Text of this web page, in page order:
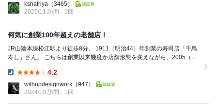
kshatriya （3465）
2025/11 訪問
1回
何気に創業100年超えの老舗店！
JR山陰本線松江駅より徒歩8分、 1911（明治44）年創業の寿司店「千鳥
寿し」さん。 こちらは創業以来幾度か店舗形態を変えながら、2005（平
4.2
withupdesignworx （947）
2024/10 訪問
1回